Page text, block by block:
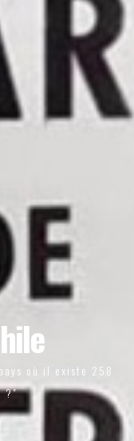
où il existe 258
?"